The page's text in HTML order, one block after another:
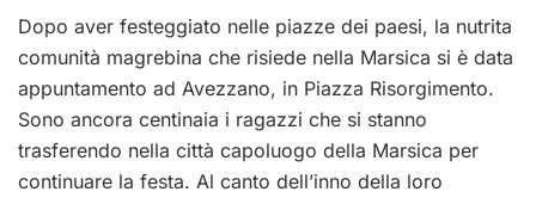
Dopo aver festeggiato nelle piazze dei paesi, la nutrita
comunità magrebina che risiede nella Marsica si è data
appuntamento ad Avezzano, in Piazza Risorgimento.
Sono ancora centinaia i ragazzi che si stanno
trasferendo nella città capoluogo della Marsica per
continuare la festa. Al canto dell’inno della loro